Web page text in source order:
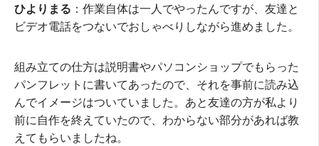
ひよりまる ：作業自体は一人でやったんですが、友達と
ビデオ電話をつないでおしゃべりしながら進めました。
組み立ての仕方は説明書やパソコンショップでもらった
パンフレットに書いてあったので、それを事前に読み込
んでイメージはついていました。あと友達の方が私より
前に自作を終えていたので、わからない部分があれば教
えてもらいましたね。